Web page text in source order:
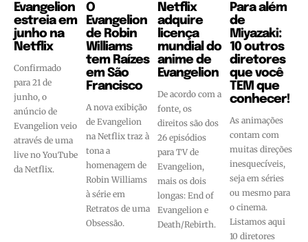
Evangelion
estreia em
junho na
Netflix
Confirmado
para 21 de
junho, o
anúncio de
Evangelion veio
através de uma
live no YouTube
da Netflix.
O
Evangelion
de Robin
Williams
tem Raízes
em São
Francisco
A nova exibição
de Evangelion
na Netflix traz à
tona a
homenagem de
Robin Williams
à série em
Retratos de uma
Obsessão.
Netflix
adquire
licença
mundial do
anime de
Evangelion
De acordo com a
fonte, os
direitos são dos
26 episódios
para TV de
Evangelion,
mais os dois
longas: End of
Evangelion e
Death/Rebirth.
Para além
de
Miyazaki:
10 outros
diretores
que você
TEM que
conhecer!
As animações
contam com
muitas direções
inesquecíveis,
seja em séries
ou mesmo para
o cinema.
Listamos aqui
10 diretores